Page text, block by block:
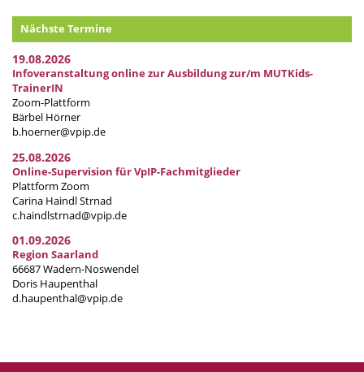
Nächste Termine
19.08.2026
Infoveranstaltung online zur Ausbildung zur/m MUTKids-
TrainerIN
Zoom-Plattform
Bärbel Hörner
b.hoerner@vpip.de
25.08.2026
Online-Supervision für VpIP-Fachmitglieder
Plattform Zoom
Carina Haindl Strnad
c.haindlstrnad@vpip.de
01.09.2026
Region Saarland
66687 Wadern-Noswendel
Doris Haupenthal
d.haupenthal@vpip.de